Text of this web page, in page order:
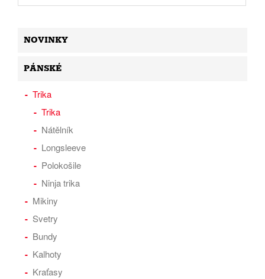
NOVINKY
PÁNSKÉ
Trika
Trika
Nátělník
Longsleeve
Polokošile
Ninja trika
Mikiny
Svetry
Bundy
Kalhoty
Kraťasy